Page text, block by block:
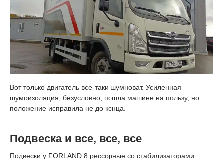
Вот только двигатель все-таки шумноват. Усиленная
шумоизоляция, безусловно, пошла машине на пользу, но
положение исправила не до конца.
Подвеска и все, все, все
Подвески у FORLAND 8 рессорные со стабилизаторами